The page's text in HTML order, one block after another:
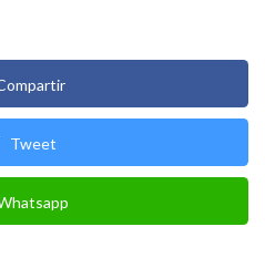
Tweet